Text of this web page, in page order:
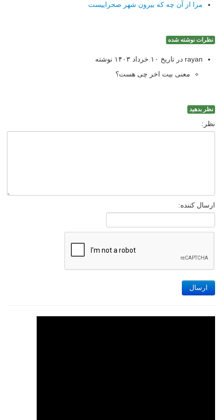
مرا از آن چه که بیرون شهر صحراییست
نظرات نوشته شده
rayan در تاریخ ۱۰ خرداد ۱۴۰۳ نوشته
معنی بیت اخر چی هست؟
نظر بدهید
نظر:
ارسال کننده:
ارسال